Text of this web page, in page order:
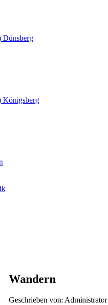
Dünsberg
Königsberg
Wandern
Geschrieben von: Administrator